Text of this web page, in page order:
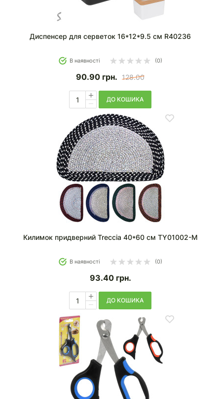
Диспенсер для серветок 16*12*9.5 см R40236
В наявності (0)
90.90 грн. 128.00
ДО КОШИКА
Килимок придверний Treccia 40*60 см TY01002-M
В наявності (0)
93.40 грн.
ДО КОШИКА